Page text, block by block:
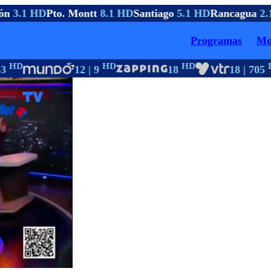
3.1 HDPto. Montt8.1 HDSantiago5.1 HDRancagua
Programas
HD 12 | 9HD 18HD 18 | 705